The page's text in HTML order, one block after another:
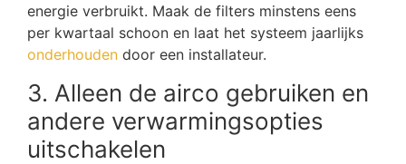
energie verbruikt. Maak de filters minstens eens
per kwartaal schoon en laat het systeem jaarlijks
onderhouden door een installateur.
3. Alleen de airco gebruiken en
andere verwarmingsopties
uitschakelen